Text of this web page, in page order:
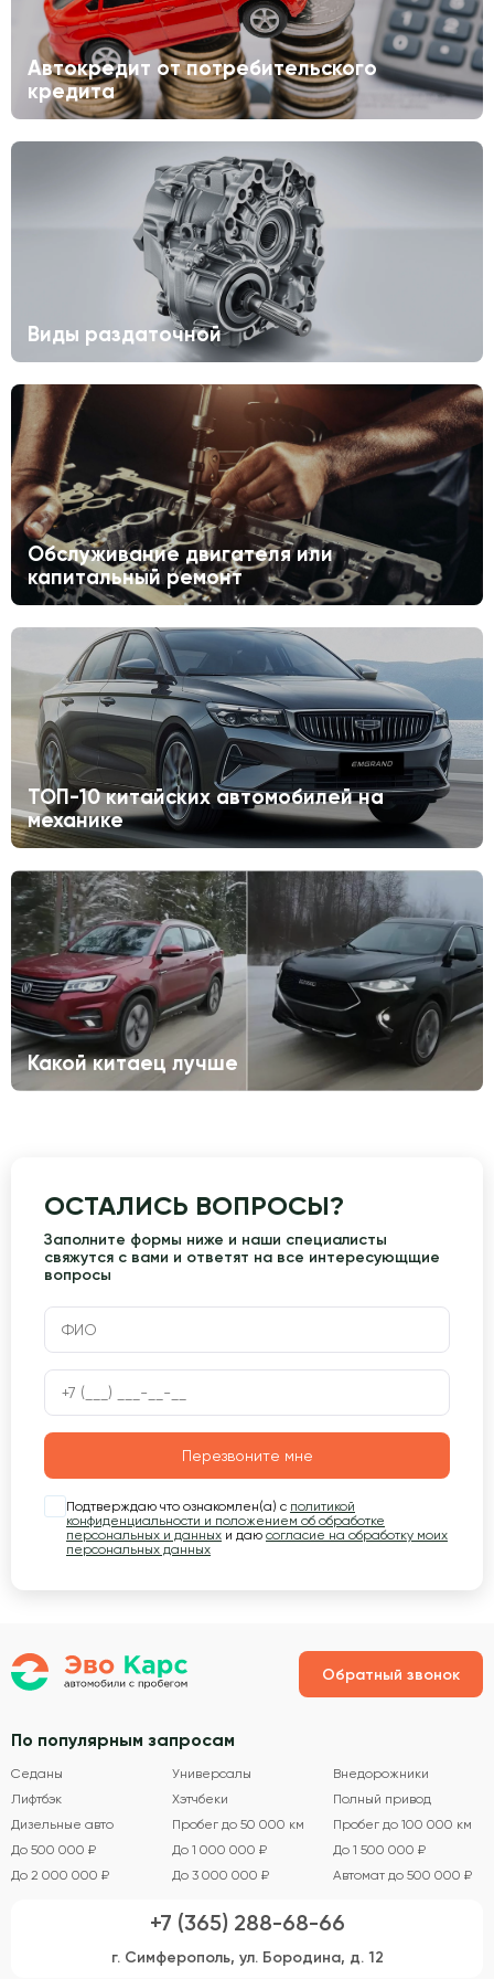
Автокредит от потребительского
кредита
Виды раздаточной
Обслуживание двигателя или
капитальный ремонт
ТОП-10 китайских автомобилей на
механике
Какой китаец лучше
ОСТАЛИСЬ ВОПРОСЫ?
Заполните формы ниже и наши специалисты
свяжутся с вами и ответят на все интересующщие
вопросы
Перезвоните мне
Подтверждаю что ознакомлен(а) с политикой
конфиденциальности и положением об обработке
персональных и данных и даю согласие на обработку моих
персональных данных
Обратный звонок
По популярным запросам
Седаны Универсалы
Внедорожники
Лифтбэк
Хэтчбеки
Полный привод
Дизельные авто
Пробег до 50 000 км
Пробег до 100 000 км
До 500 000 ₽
До 1 000 000 ₽
До 1 500 000 ₽
До 2 000 000 ₽
До 3 000 000 ₽ Автомат до 500 000 ₽
+7 (365) 288-68-66
г. Симферополь, ул. Бородина, д. 12